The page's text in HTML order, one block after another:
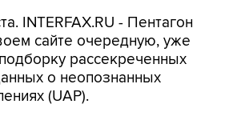
INTERFAX.RU - Пентагон
сайте очередную, уже
рассекреченных
о неопознанных
(UAP).